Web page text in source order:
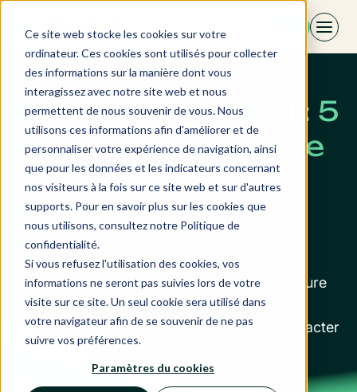
Ce site web stocke les cookies sur votre
ordinateur. Ces cookies sont utilisés pour collecter
des informations sur la manière dont vous
interagissez avec notre site web et nous
permettent de nous souvenir de vous. Nous
utilisons ces informations afin d'améliorer et de
personnaliser votre expérience de navigation, ainsi
que pour les données et les indicateurs concernant
nos visiteurs à la fois sur ce site web et sur d'autres
supports. Pour en savoir plus sur les cookies que
nous utilisons, consultez notre Politique de
confidentialité.
Si vous refusez l'utilisation des cookies, vos
informations ne seront pas suivies lors de votre
visite sur ce site. Un seul cookie sera utilisé dans
votre navigateur afin de se souvenir de ne pas
suivre vos préférences.
Paramètres du cookies
Aller
contenu
Ouverture d'hôtel : 5
erreurs de Revenue
Management à
éviter
Les erreurs les plus coûteuses en Revenue
Management se jouent avant même l’ouverture
d’un hôtel : technologie, budget, stratégie
tarifaire et positionnement prix peuvent impacter
la performance pendant des années.